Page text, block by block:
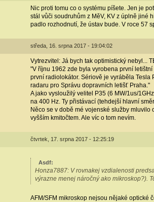
Nic proti tomu co o systému píšete. Jen je
stál vůči soudruhům z MěV, KV z úplně jiné
padlo rozhodnutí, že ústav bude. V roce 57
středa, 16. srpna 2017 - 19:04:02
Vytrezvitel: Já bych tak optimistický nebyl...
"V říjnu 1962 zde byla vyrobena první
první radiolokátor. Sériově je vyráběla
radaru pro Správu dopravních letišť Praha."
A jako vysloužilý velitel P35 (6 MW/1us/
na 400 Hz. Ty přistávací (tehdejší hlavní
Něco se v době mé vojenské služby
vyšším kmitočtem. Ale víc o tom nevím.
čtvrtek, 17. srpna 2017 - 12:25:19
Asdf:
Honza7887: V rovnakej vzdialenosti
výrazne menej náročný ako mikroskop?).
AFM/SFM mikroskop nejsou nějaké optické